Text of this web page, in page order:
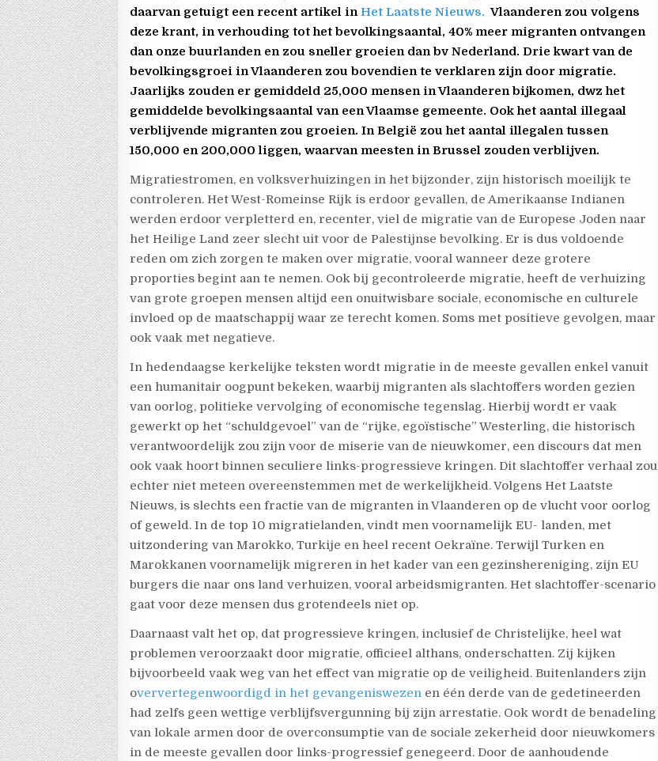
daarvan getuigt een recent artikel inHet Laatste Nieuws. Vlaanderen zou volgens
deze krant, in verhouding tot het bevolkingsaantal, 40% meer migranten ontvangen
dan onze buurlanden en zou sneller groeien dan bv Nederland. Drie kwart van de
bevolkingsgroei in Vlaanderen zou bovendien te verklaren zijn door migratie.
Jaarlijks zouden er gemiddeld 25,000 mensen in Vlaanderen bijkomen, dwz het
gemiddelde bevolkingsaantal van een Vlaamse gemeente. Ook het aantal illegaal
verblijvende migranten zou groeien. In België zou het aantal illegalen tussen
150,000 en 200,000 liggen, waarvan meesten in Brussel zouden verblijven.
Migratiestromen, en volksverhuizingen in het bijzonder, zijn historisch moeilijk te
controleren. Het West-Romeinse Rijk is erdoor gevallen, de Amerikaanse Indianen
werden erdoor verpletterd en, recenter, viel de migratie van de Europese Joden naar
het Heilige Land zeer slecht uit voor de Palestijnse bevolking. Er is dus voldoende
reden om zich zorgen te maken over migratie, vooral wanneer deze grotere
proporties begint aan te nemen. Ook bij gecontroleerde migratie, heeft de verhuizing
van grote groepen mensen altijd een onuitwisbare sociale, economische en culturele
invloed op de maatschappij waar ze terecht komen. Soms met positieve gevolgen, maar
ook vaak met negatieve.
In hedendaagse kerkelijke teksten wordt migratie in de meeste gevallen enkel vanuit
een humanitair oogpunt bekeken, waarbij migranten als slachtoffers worden gezien
van oorlog, politieke vervolging of economische tegenslag. Hierbij wordt er vaak
gewerkt op het “schuldgevoel” van de “rijke, egoïstische” Westerling, die historisch
verantwoordelijk zou zijn voor de miserie van de nieuwkomer, een discours dat men
ook vaak hoort binnen seculiere links-progressieve kringen. Dit slachtoffer verhaal zou
echter niet meteen overeenstemmen met de werkelijkheid. Volgens Het Laatste
Nieuws, is slechts een fractie van de migranten in Vlaanderen op de vlucht voor oorlog
of geweld. In de top 10 migratielanden, vindt men voornamelijk EU- landen, met
uitzondering van Marokko, Turkije en heel recent Oekraïne. Terwijl Turken en
Marokkanen voornamelijk migreren in het kader van een gezinshereniging, zijn EU
burgers die naar ons land verhuizen, vooral arbeidsmigranten. Het slachtoffer-scenario
gaat voor deze mensen dus grotendeels niet op.
Daarnaast valt het op, dat progressieve kringen, inclusief de Christelijke, heel wat
problemen veroorzaakt door migratie, officieel althans, onderschatten. Zij kijken
bijvoorbeeld vaak weg van het effect van migratie op de veiligheid. Buitenlanders zijn
oververtegenwoordigd in het gevangeniswezen en één derde van de gedetineerden
had zelfs geen wettige verblijfsvergunning bij zijn arrestatie. Ook wordt de benadeling
van lokale armen door de overconsumptie van de sociale zekerheid door nieuwkomers
in de meeste gevallen door links-progressief genegeerd. Door de aanhoudende